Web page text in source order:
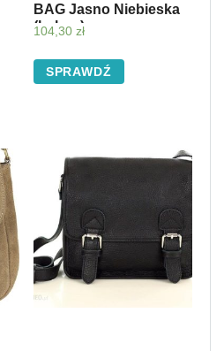
BAG Jasno Niebieska
(kolory)
104,30 zł
SPRAWDŹ